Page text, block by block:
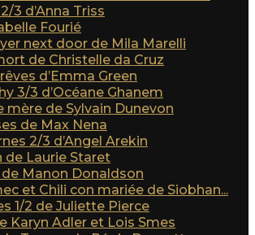
3 d’Anna Triss
Fourié
next door de Mila Marelli
de Christelle da Cruz
d’Emma Green
3/3 d’Océane Ghanem
mère de Sylvain Dunevon
de Max Nena
2/3 d’Angel Arekin
de Laurie Staret
Manon Donaldson
et Chili con mariée de Siobhan...
1/2 de Juliette Pierce
Karyn Adler et Lois Smes